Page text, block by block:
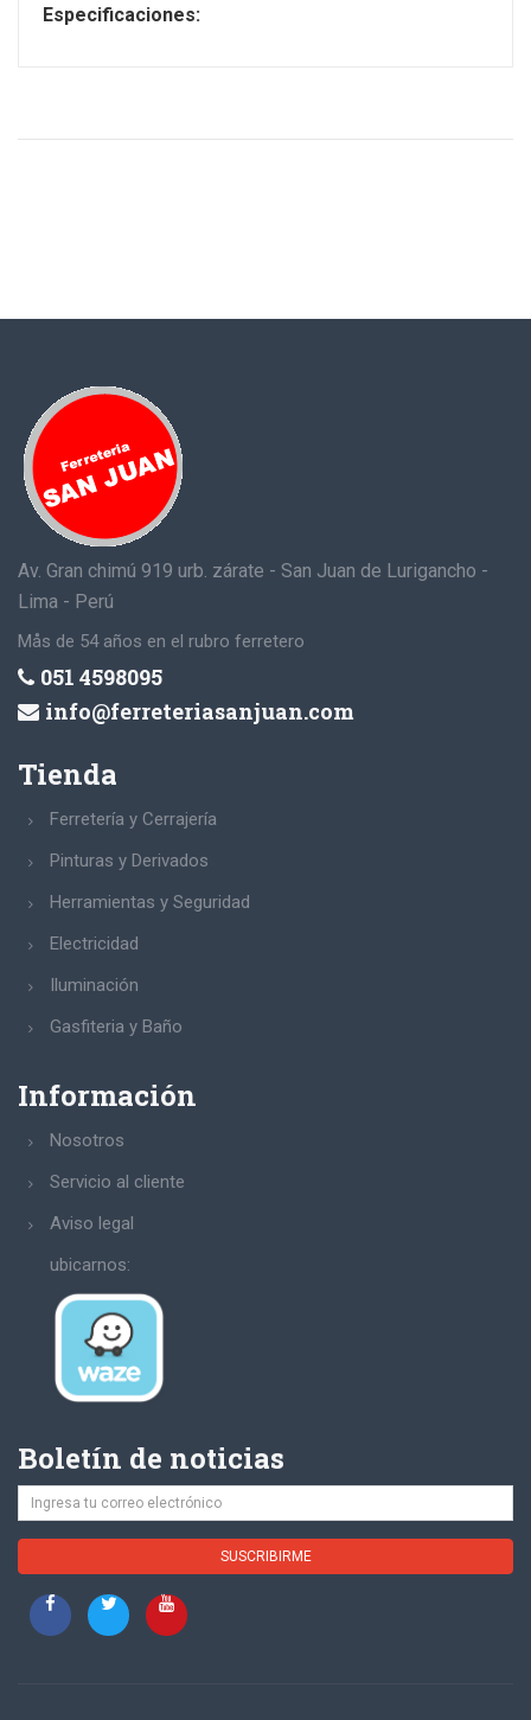
Especificaciones:
Av. Gran chimú 919 urb. zárate - San Juan de Lurigancho -
Lima - Perú
Mås de 54 años en el rubro ferretero
051 4598095
info@ferreteriasanjuan.com
Tienda
Ferretería y Cerrajería
Pinturas y Derivados
Herramientas y Seguridad
Electricidad
Iluminación
Gasfiteria y Baño
Información
Nosotros
Servicio al cliente
Aviso legal
ubicarnos:
Boletín de noticias